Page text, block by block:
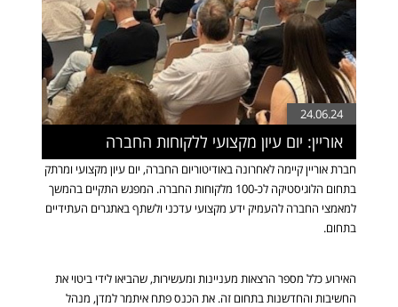
24.06.24
אוריין: יום עיון מקצועי ללקוחות החברה
חברת אוריין קיימה לאחרונה באודיטוריום החברה, יום עיון מקצועי ומרתק
בתחום הלוגיסטיקה לכ-100 מלקוחות החברה. המפגש התקיים בהמשך
למאמצי החברה להעמיק ידע מקצועי עדכני ולשתף באתגרים העתידיים
בתחום.
האירוע כלל מספר הרצאות מעניינות ומעשירות, שהביאו לידי ביטוי את
החשיבות והחדשנות בתחום זה. את הכנס פתח איתמר למדן, מנהל